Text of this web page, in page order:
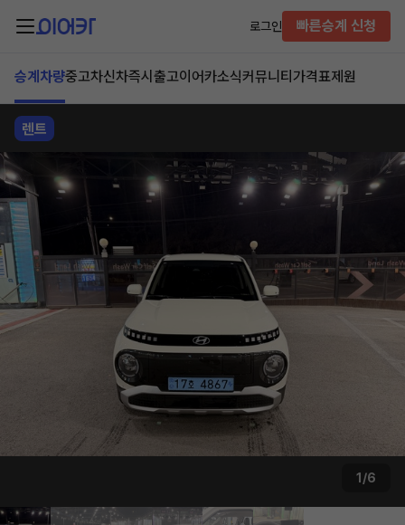
로그인 빠른승계 신청
승계차량중고차신차즉시출고이어카소식커뮤니티 가격표제원
렌트
1/6